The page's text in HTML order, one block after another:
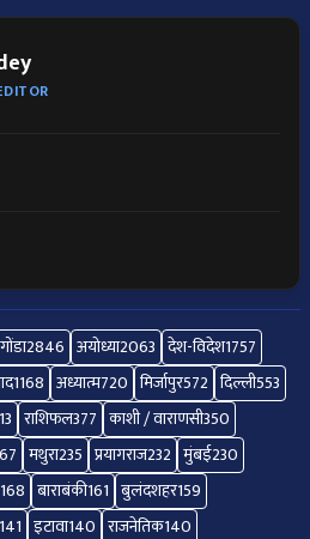
गोंडा2846 अयोध्या2063 देश-विदेश1757
1168 अध्यात्म720 मिर्जापुर572 दिल्ली553
राशिफल377 काशी / वाराणसी350
मथुरा235 प्रयागराज232 मुंबई230
168 बाराबंकी161 बुलंदशहर159
141 इटावा140 राजनेतिक140